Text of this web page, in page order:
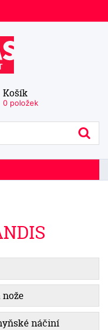
Košík
0 položek
náčiní